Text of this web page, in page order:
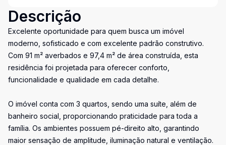
Descrição
Excelente oportunidade para quem busca um imóvel
moderno, sofisticado e com excelente padrão construtivo.
Com 91 m² averbados e 97,4 m² de área construída, esta
residência foi projetada para oferecer conforto,
funcionalidade e qualidade em cada detalhe.
O imóvel conta com 3 quartos, sendo uma suíte, além de
banheiro social, proporcionando praticidade para toda a
família. Os ambientes possuem pé-direito alto, garantindo
maior sensação de amplitude, iluminação natural e ventilação.